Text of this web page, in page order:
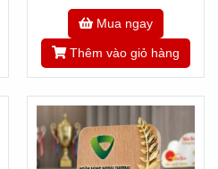
Mua ngay
Thêm vào giỏ hàng